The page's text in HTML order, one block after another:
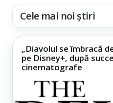
Cele mai noi știri
„Diavolul se îmbracă
pe Disney+, după
cinematografe